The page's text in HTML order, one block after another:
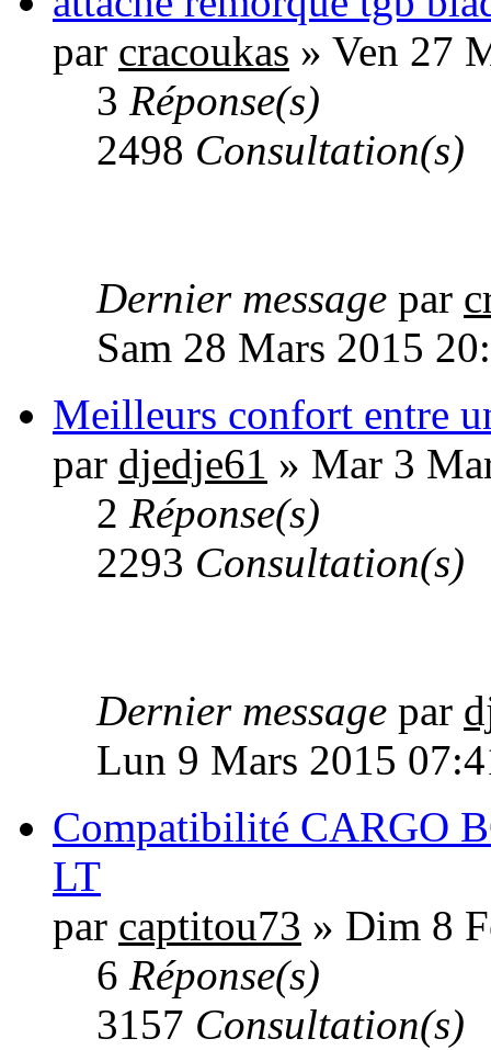
par cracoukas » Ven 27
3 Réponse(s)
2498 Consultation(s)
Dernier message par
Sam 28 Mars 2015
Meilleurs confort entre
par djedje61 » Mar 3
2 Réponse(s)
2293 Consultation(s)
Dernier message par
Lun 9 Mars 2015
Compatibilité CARGO
LT
par captitou73 » Dim 8
6 Réponse(s)
3157 Consultation(s)